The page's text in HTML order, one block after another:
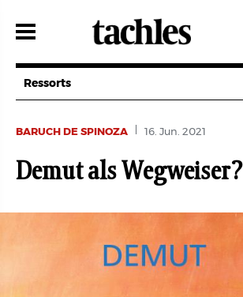
zum
Ressorts
BARUCH DE SPINOZA 16. Jun. 2021
Demut als Wegweiser?